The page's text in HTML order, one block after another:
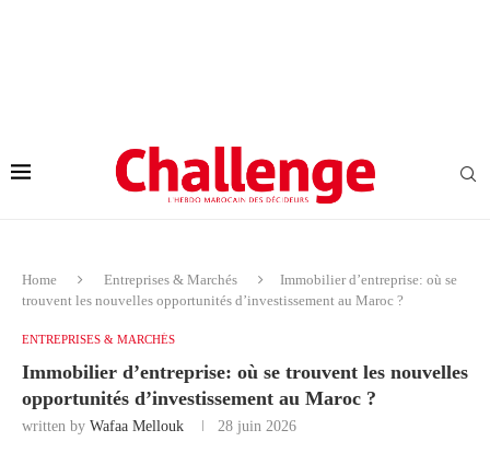
Home Entreprises & Marchés
Immobilier d’entreprise: où se
trouvent les nouvelles opportunités d’investissement au Maroc ?
ENTREPRISES & MARCHÉS
Immobilier d’entreprise: où se trouvent les nouvelles
opportunités d’investissement au Maroc ?
written by Wafaa Mellouk 28 juin 2026